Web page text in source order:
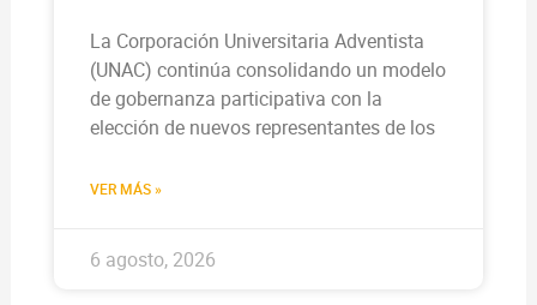
La Corporación Universitaria Adventista
(UNAC) continúa consolidando un modelo
de gobernanza participativa con la
elección de nuevos representantes de los
VER MÁS »
6 agosto, 2026